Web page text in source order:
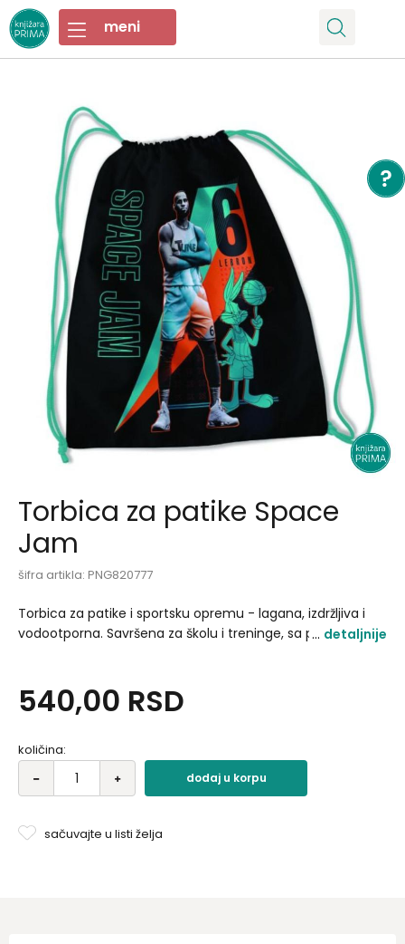
Torbica za patike Space
Jam
šifra artikla: PNG820777
Torbica za patike i sportsku opremu - lagana, izdržljiva i
vodootporna. Savršena za školu i treninge, sa pertlama u
detaljnije
540,00 RSD
količina:
dodaj u korpu
sačuvajte u listi želja